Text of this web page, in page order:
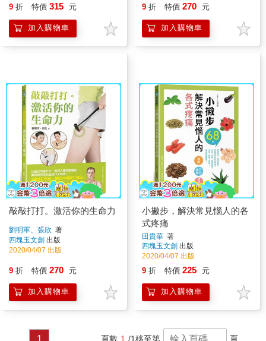
9 折 特價 315 元
加入購物車
9 折 特價 270 元
加入購物車
敲敲打打。激活你的生命力
劉明軍、張欣 著
四塊玉文創 出版
2020/04/07 出版
9 折 特價 270 元
加入購物車
小撇步，解決常見惱人的各
式疼痛
田貴華 著
四塊玉文創 出版
2020/04/07 出版
9 折 特價 225 元
加入購物車
1 頁數 1 /1移至第 頁